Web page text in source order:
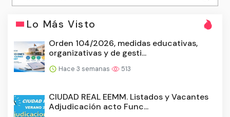
Lo Más Visto
Orden 104/2026, medidas educativas,
organizativas y de gesti...
Hace 3 semanas 513
CIUDAD REAL EEMM. Listados y Vacantes
Adjudicación acto Func...